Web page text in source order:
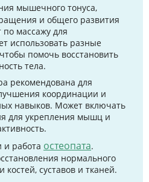
мышечного тонуса,
и общего развития
массажу для
использовать разные
помочь восстановить
тела.
рекомендована для
координации и
навыков. Может включать
для укрепления мышц и
и работа остеопата.
нормального
суставов и тканей.